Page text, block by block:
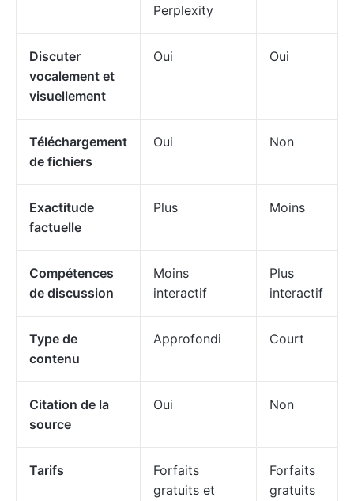
Perplexity
Discuter
vocalement et
visuellement
Oui Oui
Téléchargement
de fichiers
Oui Non
Exactitude
factuelle
Plus Moins
Compétences
de discussion
Moins
interactif
Plus
interactif
Type de
contenu
Approfondi Court
Citation de la
source
Oui Non
Tarifs
Forfaits
gratuits et
Forfaits
gratuits